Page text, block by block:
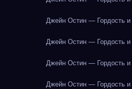
Джейн Остин — Гордость и
Джейн Остин — Гордость и
Джейн Остин — Гордость и
Джейн Остин — Гордость и